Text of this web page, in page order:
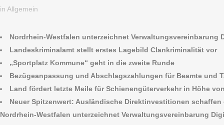
in Allgemein
Nordrhein-Westfalen unterzeichnet Verwaltungsvereinbarung
Landeskriminalamt stellt erstes Lagebild Clankriminalität vor
„Sportplatz Kommune“ geht in die zweite Runde
Bezügeanpassung und Abschlagszahlungen für Beamte und
Land fördert letzte Meile für Schienengüterverkehr in Höhe
Neuer Spitzenwert: Ausländische Direktinvestitionen
Nordrhein-Westfalen unterzeichnet Verwaltungsvereinbarung